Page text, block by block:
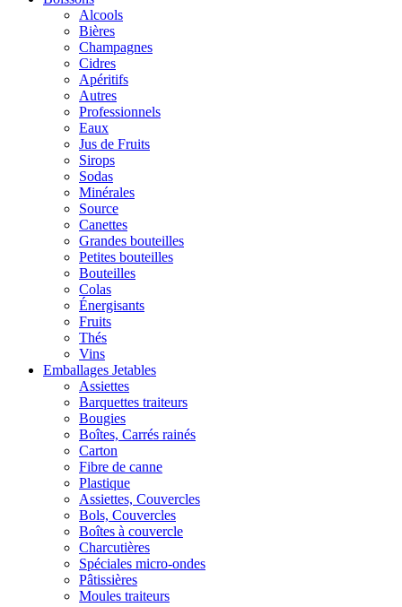
Alcools
Bières
Champagnes
Cidres
Apéritifs
Autres
Professionnels
Eaux
Jus de Fruits
Sirops
Sodas
Minérales
Source
Canettes
Grandes bouteilles
Petites bouteilles
Bouteilles
Colas
Énergisants
Fruits
Thés
Vins
Emballages Jetables
Assiettes
Barquettes traiteurs
Bougies
Boîtes, Carrés rainés
Carton
Fibre de canne
Plastique
Assiettes, Couvercles
Bols, Couvercles
Boîtes à couvercle
Charcutières
Spéciales micro-ondes
Pâtissières
Moules traiteurs